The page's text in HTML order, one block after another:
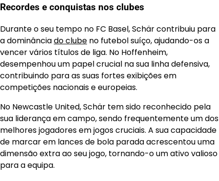
Recordes e conquistas nos clubes
Durante o seu tempo no FC Basel, Schär contribuiu para
a dominânciado clube no futebol suíço, ajudando-os a
vencer vários títulos de liga. No Hoffenheim,
desempenhou um papel crucial na sua linha defensiva,
contribuindo para as suas fortes exibições em
competições nacionais e europeias.
No Newcastle United, Schär tem sido reconhecido pela
sua liderança em campo, sendo frequentemente um dos
melhores jogadores em jogos cruciais. A sua capacidade
de marcar em lances de bola parada acrescentou uma
dimensão extra ao seu jogo, tornando-o um ativo valioso
para a equipa.